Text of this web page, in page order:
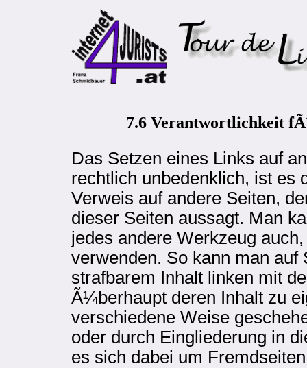
7.6 Verantwortlichkeit
Das Setzen eines Links auf
rechtlich unbedenklich, ist es
Verweis auf andere Seiten,
dieser Seiten aussagt. Man
jedes andere Werkzeug
verwenden. So kann man
strafbarem Inhalt linken mit
Ã¼berhaupt deren Inhalt zu
verschiedene Weise
oder durch Eingliederung in
es sich dabei um